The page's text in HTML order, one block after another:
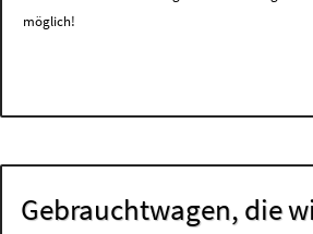
möglich!
Gebrauchtwagen, die